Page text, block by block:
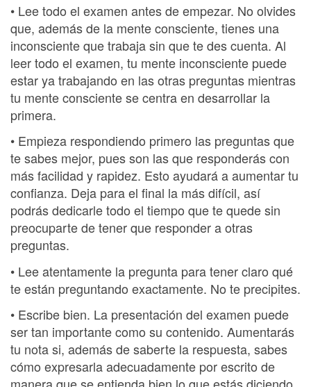
• Lee todo el examen antes de empezar. No olvides
que, además de la mente consciente, tienes una
inconsciente que trabaja sin que te des cuenta. Al
leer todo el examen, tu mente inconsciente puede
estar ya trabajando en las otras preguntas mientras
tu mente consciente se centra en desarrollar la
primera.
• Empieza respondiendo primero las preguntas que
te sabes mejor, pues son las que responderás con
más facilidad y rapidez. Esto ayudará a aumentar tu
confianza. Deja para el final la más difícil, así
podrás dedicarle todo el tiempo que te quede sin
preocuparte de tener que responder a otras
preguntas.
• Lee atentamente la pregunta para tener claro qué
te están preguntando exactamente. No te precipites.
• Escribe bien. La presentación del examen puede
ser tan importante como su contenido. Aumentarás
tu nota si, además de saberte la respuesta, sabes
cómo expresarla adecuadamente por escrito de